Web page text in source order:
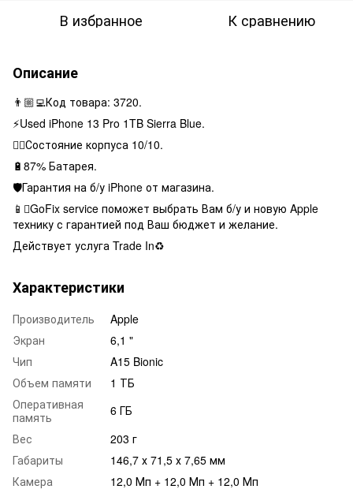
В избранное К сравнению
Описание
👨🏼‍💻Код товара: 3720.
⚡️Used iPhone 13 Pro 1TB Sierra Blue.
👌🏻Состояние корпуса 10/10.
🔋87% Батарея.
🛡Гарантия на б/у iPhone от магазина.
📱GoFix service поможет выбрать Вам б/у и новую Apple
технику с гарантией под Ваш бюджет и желание.
Действует услуга Trade In♻️
Характеристики
Производитель
Apple
Экран
6,1 "
Чип
A15 Bionic
Объем памяти
1 ТБ
Оперативная
память
6 ГБ
Вес
203 г
Габариты
146,7 х 71,5 х 7,65 мм
Камера
12,0 Мп + 12,0 Мп + 12,0 Мп